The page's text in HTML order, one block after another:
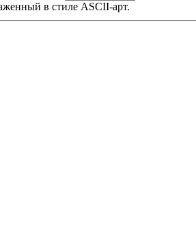
в стиле ASCII-арт.